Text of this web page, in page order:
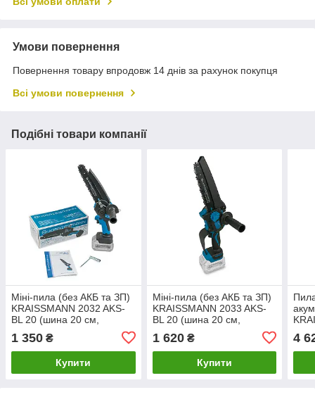
Умови повернення
Повернення товару впродовж 14 днів за рахунок покупця
Всі умови повернення
Подібні товари компанії
Міні-пила (без АКБ та ЗП)
KRAISSMANN 2032 AKS-
BL 20 (шина 20 см,
1 350 ₴
Купити
Міні-пила (без АКБ та ЗП)
KRAISSMANN 2033 AKS-
BL 20 (шина 20 см,
1 620₴
Купити
4